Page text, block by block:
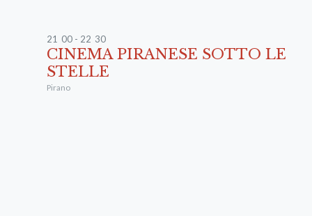
21 00 - 22 30
CINEMA PIRANESE SOTTO LE
STELLE
Pirano